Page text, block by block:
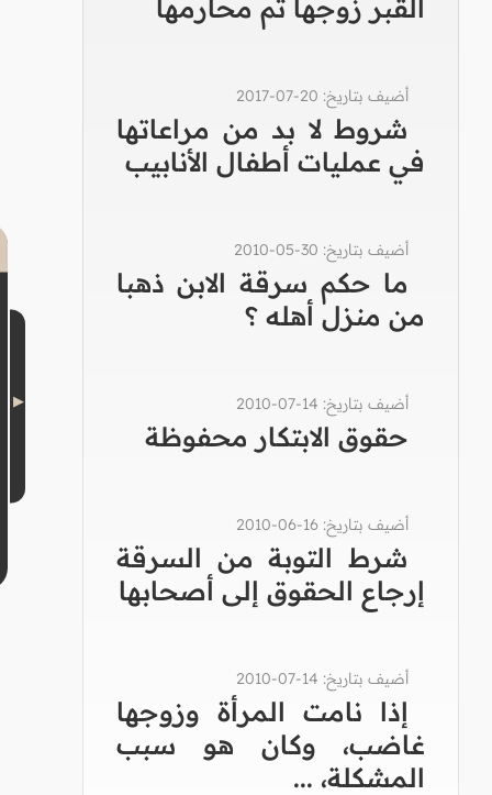
القبر زوجها ثم محارمها
أضيف بتاريخ: 20-07-2017
شروط لا بد من مراعاتها
في عمليات أطفال الأنابيب
أضيف بتاريخ: 30-05-2010
ما حكم سرقة الابن ذهبا
من منزل أهله ؟
أضيف بتاريخ: 14-07-2010
حقوق الابتكار محفوظة
أضيف بتاريخ: 16-06-2010
شرط التوبة من السرقة
إرجاع الحقوق إلى أصحابها
أضيف بتاريخ: 14-07-2010
إذا نامت المرأة وزوجها
غاضب، وكان هو سبب
المشكلة، ...